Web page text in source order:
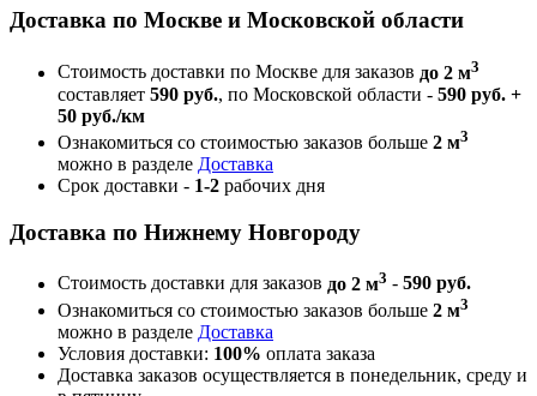
Доставка по Москве и Московской области
Стоимость доставки по Москве для заказов до 2 м3
составляет 590 руб., по Московской области - 590 руб. +
50 руб./км
Ознакомиться со стоимостью заказов больше 2 м3
можно в разделе Доставка
Срок доставки - 1-2 рабочих дня
Доставка по Нижнему Новгороду
Стоимость доставки для заказов до 2 м3 - 590 руб.
Ознакомиться со стоимостью заказов больше 2 м3
можно в разделе Доставка
Условия доставки: 100% оплата заказа
Доставка заказов осуществляется в понедельник, среду и